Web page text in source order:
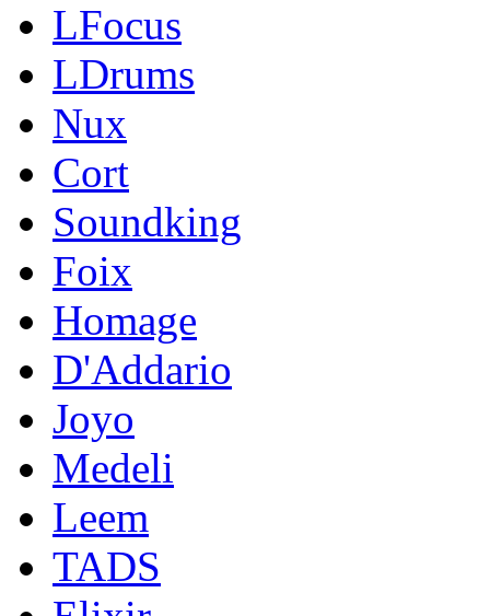
LFocus
LDrums
Nux
Cort
Soundking
Foix
Homage
D'Addario
Joyo
Medeli
Leem
TADS